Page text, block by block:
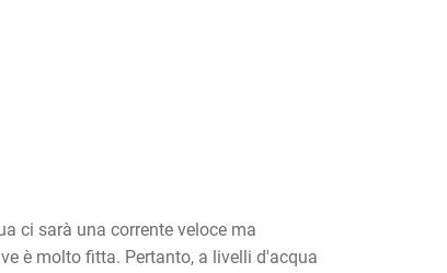
ci sarà una corrente veloce ma
è molto fitta. Pertanto, a livelli d'acqua